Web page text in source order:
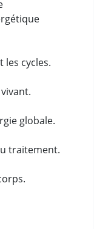
les cycles.
globale.
traitement.